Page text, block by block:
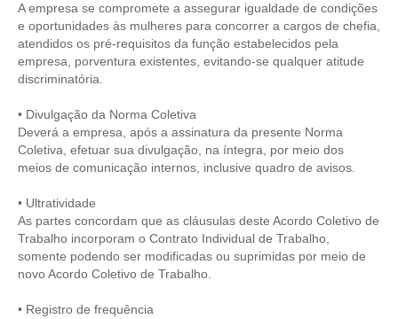
SEESPPREV
CONSÓRCIOS
COMUNICAÇÃO
PALAVRA DO MURILO
NOTÍCIAS
CONTEÚDO ESPECIAL
JORNAL DO ENGENHEIRO
AGENDA
A empresa se compromete a assegurar igualdade de condições
e oportunidades às mulheres para concorrer a cargos de chefia,
atendidos os pré-requisitos da função estabelecidos pela
empresa, porventura existentes, evitando-se qualquer atitude
discriminatória.
• Divulgação da Norma Coletiva
Deverá a empresa, após a assinatura da presente Norma
Coletiva, efetuar sua divulgação, na íntegra, por meio dos
meios de comunicação internos, inclusive quadro de avisos.
• Ultratividade
As partes concordam que as cláusulas deste Acordo Coletivo de
Trabalho incorporam o Contrato Individual de Trabalho,
somente podendo ser modificadas ou suprimidas por meio de
novo Acordo Coletivo de Trabalho.
• Registro de frequência